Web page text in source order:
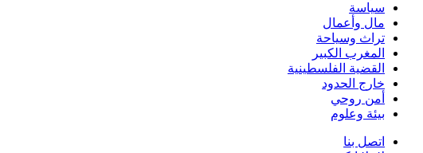
سياسة
مال وأعمال
تراث وسياحة
المغرب الكبير
القضية الفلسطينية
خارج الحدود
أمن روحي
بيئة وعلوم
اتصل بنا